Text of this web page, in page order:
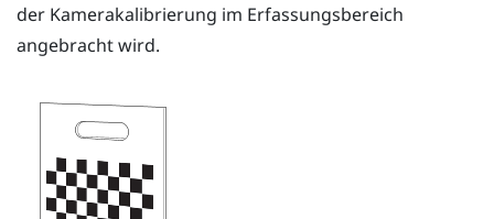
der Kamerakalibrierung im Erfassungsbereich
angebracht wird.